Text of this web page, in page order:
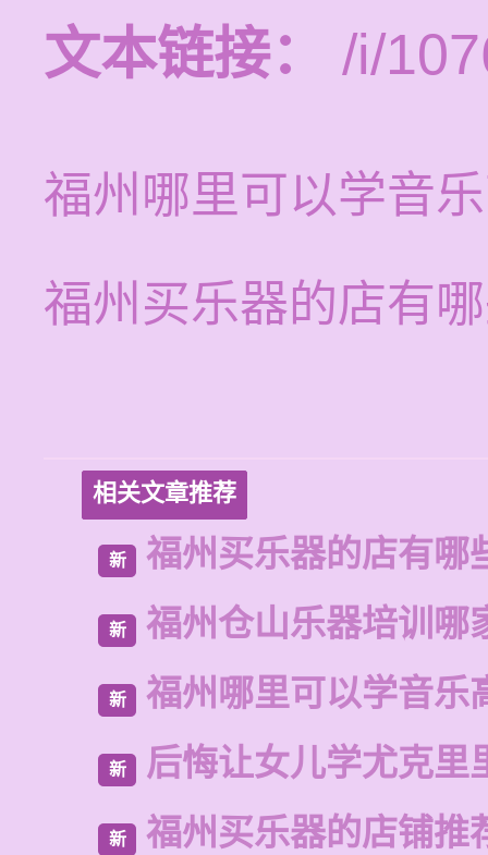
文本链接：
/i/
福州哪里可以学音
福州买乐器的店有
相关文章推荐
新 福州买乐器的店有哪
新 福州仓山乐器培训哪
新 福州哪里可以学音乐
新 后悔让女儿学尤克里
新 福州买乐器的店铺推